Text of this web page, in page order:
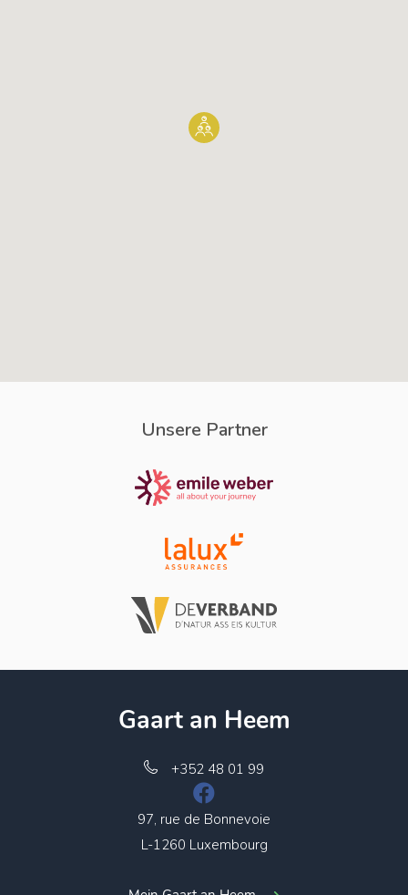
Unsere Partner
Gaart an Heem
+352 48 01 99
97, rue de Bonnevoie
L-1260 Luxembourg